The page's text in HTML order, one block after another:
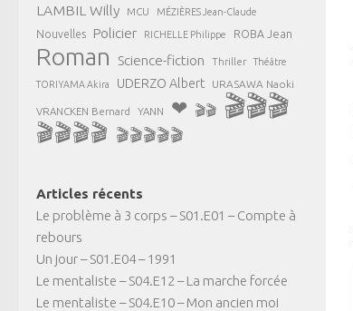
LAMBIL Willy MCU MÉZIÈRES Jean-Claude
Nouvelles Policier RICHELLE Philippe ROBA Jean
Roman Science-fiction Thriller Théâtre
TORIYAMA Akira UDERZO Albert URASAWA Naoki
VRANCKEN Bernard YANN ❤ 🎬🎬 🎬🎬🎬
🎬🎬🎬🎬 🎬🎬🎬🎬🎬
Articles récents
Le problème à 3 corps – S01.E01 – Compte à
rebours
Un jour – S01.E04 – 1991
Le mentaliste – S04.E12 – La marche forcée
Le mentaliste – S04.E10 – Mon ancien moi